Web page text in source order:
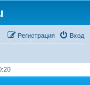
Вход
Регистрация